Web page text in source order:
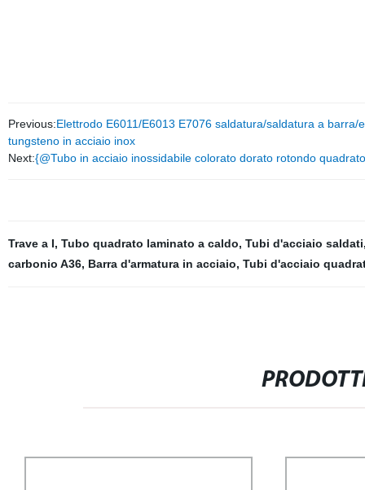
Previous:Elettrodo E6011/E6013 E7076 saldatura/saldatura a
tungsteno in acciaio inox
Next:{@Tubo in acciaio inossidabile colorato dorato rotondo
Trave a I, Tubo quadrato laminato a caldo, Tubi d'acciaio saldati
carbonio A36, Barra d'armatura in acciaio, Tubi d'acciaio